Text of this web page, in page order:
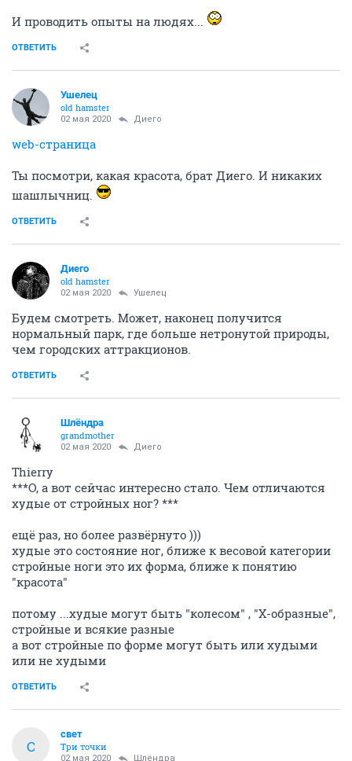
И проводить опыты на людях...
ОТВЕТИТЬ
Ушелец
old hamster
02 мая 2020 Диего
web-страница
Ты посмотри, какая красота, брат Диего. И никаких
шашлычниц.
ОТВЕТИТЬ
Диего
old hamster
02 мая 2020 Ушелец
Будем смотреть. Может, наконец получится
нормальный парк, где больше нетронутой природы,
чем городских аттракционов.
ОТВЕТИТЬ
Шлёндра
grandmother
02 мая 2020 Диего
Thierry
***О, а вот сейчас интересно стало. Чем отличаются
худые от стройных ног? ***
ещё раз, но более развёрнуто )))
худые это состояние ног, ближе к весовой категории
стройные ноги это их форма, ближе к понятию
"красота"
потому ...худые могут быть "колесом" , "Х-образные",
стройные и всякие разные
а вот стройные по форме могут быть или худыми
или не худыми
ОТВЕТИТЬ
С
свет
Три точки
02 мая 2020 Шлёндра